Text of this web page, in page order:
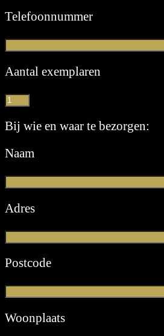
Telefoonnummer
Aantal exemplaren
Bij wie en waar te bezorgen:
Naam
Adres
Postcode
Woonplaats